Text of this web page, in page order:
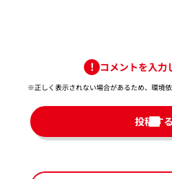
コメントを入力
※正しく表示されない場合があるため、環境
投稿する